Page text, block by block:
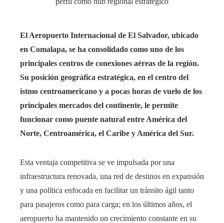
El Aeropuerto Internacional de El Salvador, ubicado
en Comalapa, se ha consolidado como uno de los
principales centros de conexiones aéreas de la región.
Su posición geográfica estratégica, en el centro del
istmo centroamericano y a pocas horas de vuelo de los
principales mercados del continente, le permite
funcionar como puente natural entre América del
Norte, Centroamérica, el Caribe y América del Sur.
Esta ventaja competitiva se ve impulsada por una
infraestructura renovada, una red de destinos en expansión
y una política enfocada en facilitar un tránsito ágil tanto
para pasajeros como para carga; en los últimos años, el
aeropuerto ha mantenido un crecimiento constante en su